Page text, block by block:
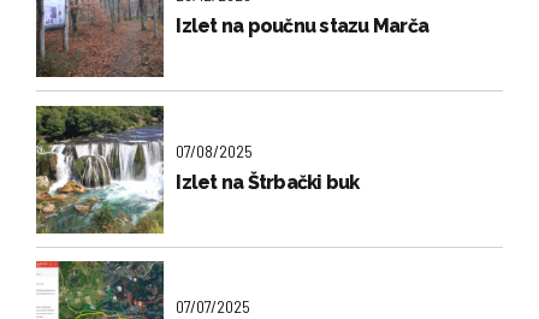
Izlet na poučnu stazu Marča
07/08/2025
Izlet na Štrbački buk
07/07/2025